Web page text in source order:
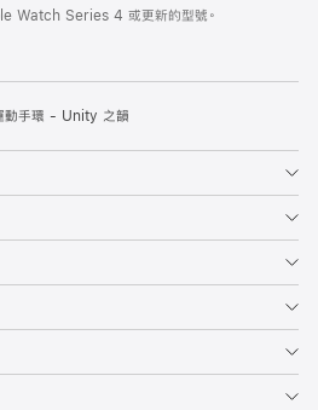
Watch Series 4 或更新的型號。
手環 - Unity 之韻